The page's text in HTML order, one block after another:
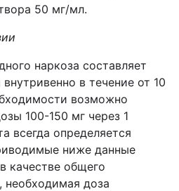
50 мг/мл.
наркоза составляет
в течение от 10
возможно
100-150 мг через 1
всегда определяется
ниже данные
качестве общего
необходимая доза